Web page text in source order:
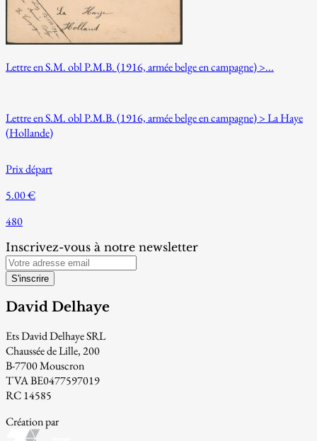
Lettre en S.M. obl P.M.B. (1916, armée belge en campagne) >...
Lettre en S.M. obl P.M.B. (1916, armée belge en campagne) > La Haye
(Hollande)
Prix départ
5.00 €
480
Inscrivez-vous à notre newsletter
S'inscrire
David Delhaye
Ets David Delhaye SRL
Chaussée de Lille, 200
B-7700 Mouscron
TVA BE0477597019
RC 14585
Création par